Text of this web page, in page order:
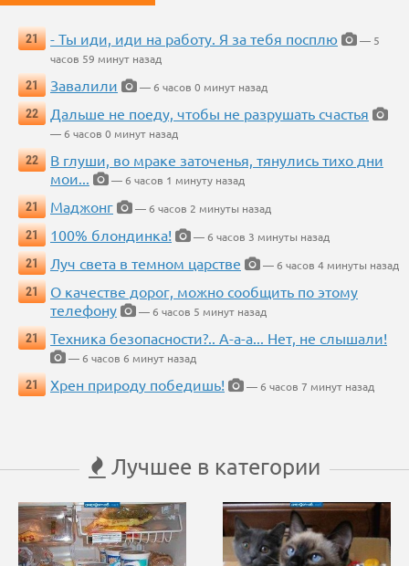
21 - Ты иди, иди на работу. Я за тебя посплю
— 5
часов 59 минут назад
21
Завалили
— 6 часов 0 минут назад
22
Дальше не поеду, чтобы не разрушать счастья
— 6 часов 0 минут назад
22
В глуши, во мраке заточенья, тянулись тихо дни
мои...
— 6 часов 1 минуту назад
21
Маджонг
— 6 часов 2 минуты назад
21
100% блондинка!
— 6 часов 3 минуты назад
21
Луч света в темном царстве
— 6 часов 4 минуты назад
21
О качестве дорог, можно сообщить по этому
телефону
— 6 часов 5 минут назад
21
Техника безопасности?.. А-а-а... Нет, не слышали!
— 6 часов 6 минут назад
21
Хрен природу победишь! — 6 часов 7 минут назад
Лучшее в категории